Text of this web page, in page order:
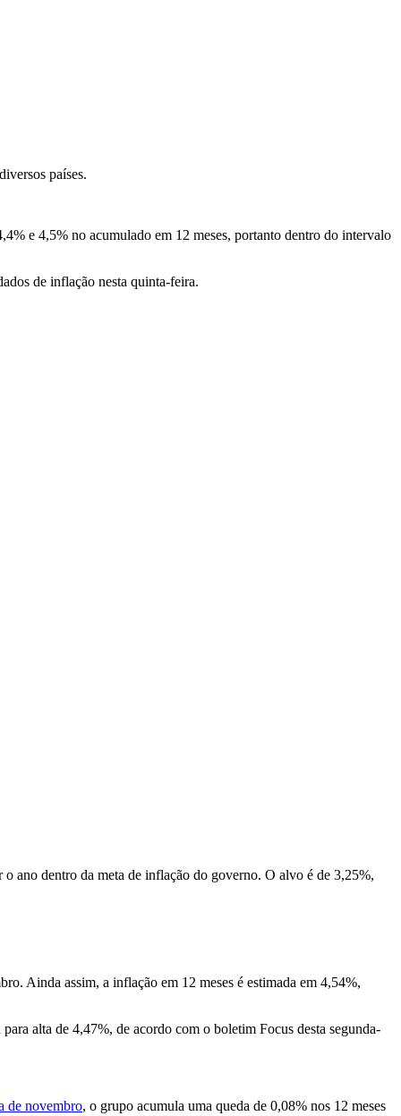
países.
e 4,5% no acumulado em 12 meses, portanto dentro do intervalo
de inflação nesta quinta-feira.
ano dentro da meta de inflação do governo. O alvo é de 3,25%,
Ainda assim, a inflação em 12 meses é estimada em 4,54%,
alta de 4,47%, de acordo com o boletim Focus desta segunda-
de novembro, o grupo acumula uma queda de 0,08% nos 12 meses